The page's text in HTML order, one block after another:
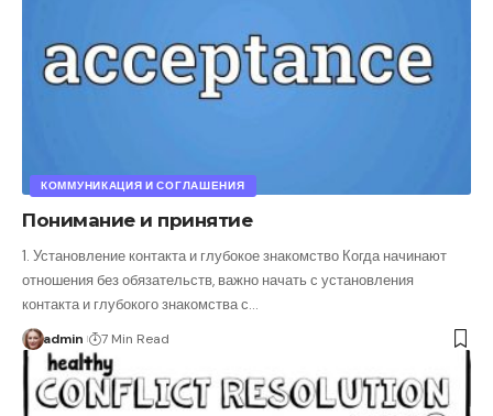
КОММУНИКАЦИЯ И СОГЛАШЕНИЯ
Понимание и принятие
1. Установление контакта и глубокое знакомство Когда начинают
отношения без обязательств, важно начать с установления
контакта и глубокого знакомства с…
admin 7 Min Read